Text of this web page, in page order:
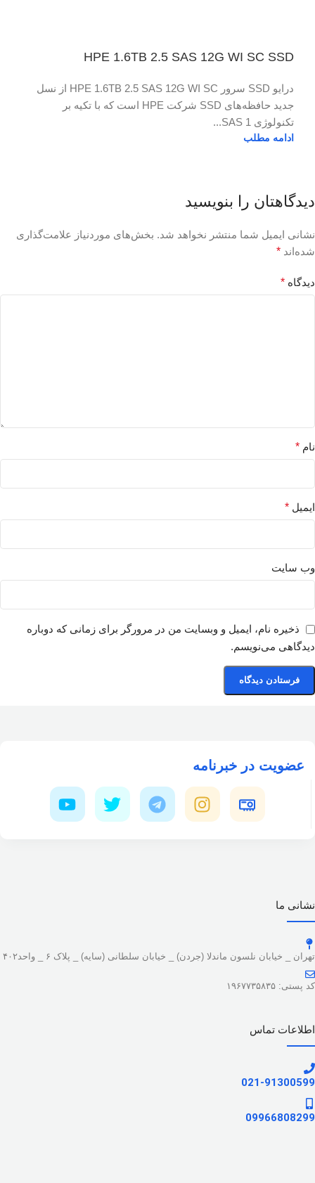
HPE 1.6TB 2.5 SAS 12G WI SC SSD
درایو SSD سرور HPE 1.6TB 2.5 SAS 12G WI SC از نسل
جدید حافظه‌های SSD شرکت HPE است که با تکیه بر
تکنولوژی SAS 1...
ادامه مطلب
دیدگاهتان را بنویسید
نشانی ایمیل شما منتشر نخواهد شد. بخش‌های موردنیاز علامت‌گذاری
شده‌اند *
دیدگاه *
نام *
ایمیل *
وب‌ سایت
ذخیره نام، ایمیل و وبسایت من در مرورگر برای زمانی که دوباره
دیدگاهی می‌نویسم.
عضویت در خبرنامه
نشانی ما
تهران _ خیابان نلسون ماندلا (جردن) _ خیابان سلطانی (سایه) _ پلاک ۶ _ واحد۴۰۲
کد پستی: ۱۹۶۷۷۳۵۸۳۵
اطلاعات تماس
021-91300599
09966808299